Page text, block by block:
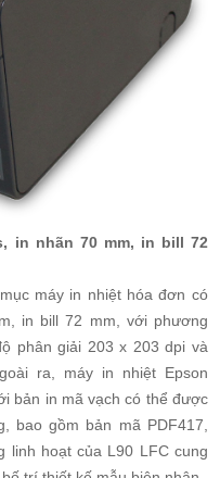
in nhãn 70 mm, in bill 72
máy in nhiệt hóa đơn có
in bill 72 mm, với phương
phân giải 203 x 203 dpi và
ra, máy in nhiệt Epson
bản in mã vạch có thể được
bao gồm bản mã PDF417,
linh hoạt của L90 LFC cung